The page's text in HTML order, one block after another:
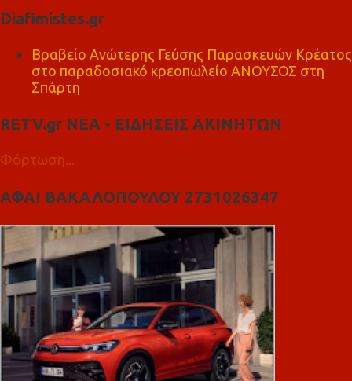
Diafimistes.gr
Βραβείο Ανώτερης Γεύσης Παρασκευών Κρέατος
στο παραδοσιακό κρεοπωλείο ΑΝΟΥΣΟΣ στη
Σπάρτη
RETV.gr ΝΕΑ - ΕΙΔΗΣΕΙΣ ΑΚΙΝΗΤΩΝ
Φόρτωση...
ΑΦΑΙ ΒΑΚΑΛΟΠΟΥΛΟΥ 2731026347